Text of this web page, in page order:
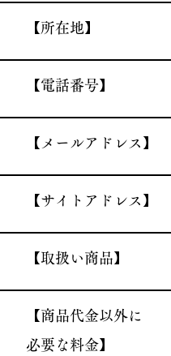
​【所在地】
​【電話番号】
​【メールアドレス】
​【サイトアドレス】
​【取扱い商品】
​【商品代金以外に
必要な料金】